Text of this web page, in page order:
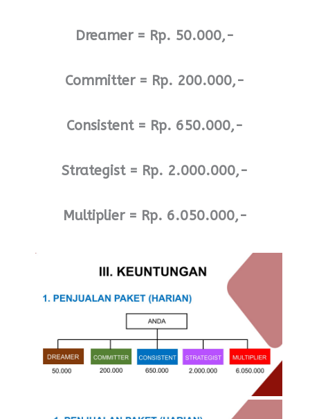
Dreamer = Rp. 50.000,-
Committer = Rp. 200.000,-
Consistent = Rp. 650.000,-
Strategist = Rp. 2.000.000,-
Multiplier = Rp. 6.050.000,-